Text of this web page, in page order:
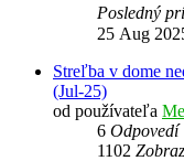
Posledný
25 Aug
Streľba v dome
(Jul-25)
od používateľa
6 Odpovedí
1102